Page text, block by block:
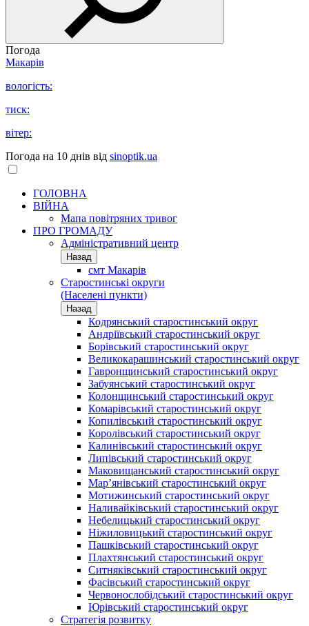
Погода
Макарів
вологість:
тиск:
вітер:
Погода на 10 днів від sinoptik.ua
ГОЛОВНА
ВІЙНА
Мапа повітряних тривог
ПРО ГРОМАДУ
Aдміністративний центр
Назад
смт Макарів
Старостинські округи
(Населені пункти)
Назад
Кодрянський старостинський округ
Андріївський старостинський округ
Борівський старостинський округ
Великокарашинський старостинський округ
Гавронщинський старостинський округ
Забуянський старостинський округ
Колонщинський старостинський округ
Комарівський старостинський округ
Копилівський старостинський округ
Королівський старостинський округ
Калинівський старостинський округ
Липівський старостинський округ
Маковищанський старостинський округ
Мар’янівський старостинський округ
Мотижинський старостинський округ
Наливайківський старостинський округ
Небелицький старостинський округ
Ніжиловицький старостинський округ
Пашківський старостинський округ
Плахтянський старостинський округ
Ситняківський старостинський округ
Фасівський старостинський округ
Червонослобідський старостинський округ
Юрівський старостинський округ
Стратегія розвитку